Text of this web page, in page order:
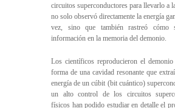
circuitos superconductores para llevarlo a
no solo observó directamente la energía
vez, sino que también rastreó cómo
información en la memoria del demonio.
Los científicos reproducieron el
forma de una cavidad resonante que
energía de un cúbit (bit cuántico)
un alto control de los circuitos
físicos han podido estudiar en detalle el